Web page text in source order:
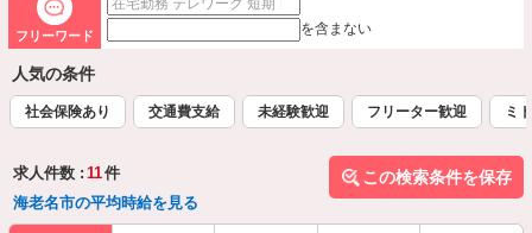
フリーワード を含まない
人気の条件
社会保険あり 交通費支給 未経験歓迎 フリーター歓迎 ミ
求人件数 : 11件
海老名市の平均時給を見る
この検索条件を保存